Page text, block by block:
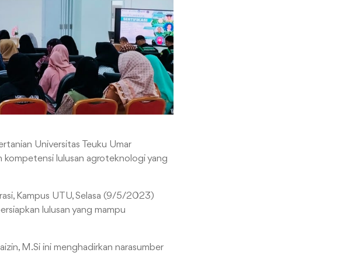
Universitas Teuku Umar
kompetensi lulusan agroteknologi yang
Kampus UTU, Selasa (9/5/2023)
lulusan yang mampu
M.Si ini menghadirkan narasumber